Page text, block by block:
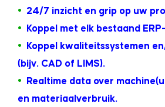
• 24/7 inzicht en grip op uw
• Koppel met elk bestaand
•
Koppel kwaliteitssystemen
(bijv. CAD of LIMS).
• Realtime data over
en materiaalverbruik.